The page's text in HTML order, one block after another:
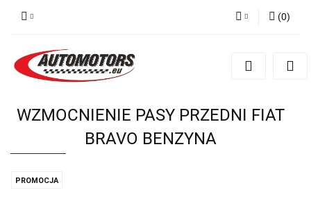
Zarejestruj się
(0)
WZMOCNIENIE PASY PRZEDNI FIAT
BRAVO BENZYNA
PROMOCJA